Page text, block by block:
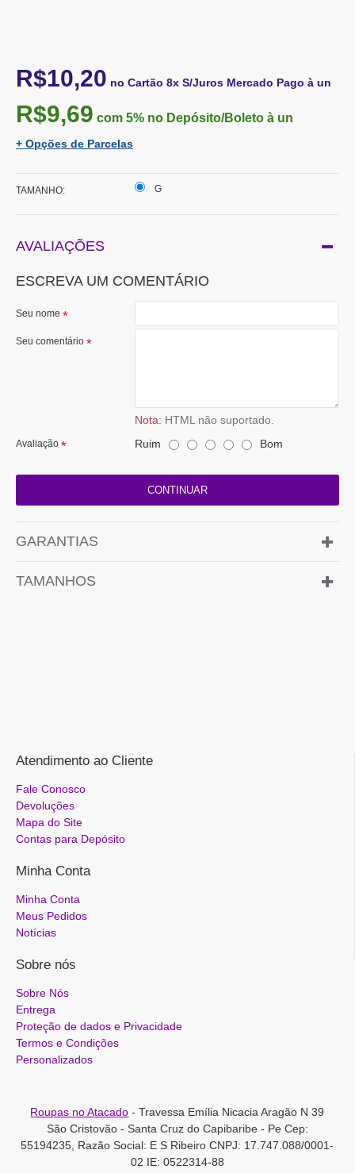
R$10,20 no Cartão 8x S/Juros Mercado Pago à un
R$9,69 com 5% no Depósito/Boleto à un
+ Opções de Parcelas
TAMANHO: G
AVALIAÇÕES
ESCREVA UM COMENTÁRIO
Seu nome
Seu comentário
Nota: HTML não suportado.
Avaliação Ruim Bom
CONTINUAR
GARANTIAS
TAMANHOS
Atendimento ao Cliente
Fale Conosco
Devoluções
Mapa do Site
Contas para Depósito
Minha Conta
Minha Conta
Meus Pedidos
Notícias
Sobre nós
Sobre Nós
Entrega
Proteção de dados e Privacidade
Termos e Condições
Personalizados
Roupas no Atacado - Travessa Emília Nicacia Aragão N 39
São Cristovão - Santa Cruz do Capibaribe - Pe Cep:
55194235, Razão Social: E S Ribeiro CNPJ: 17.747.088/0001-
02 IE: 0522314-88